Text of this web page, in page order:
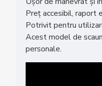
Preț accesibil, raport
Potrivit pentru
Acest model de
personale.